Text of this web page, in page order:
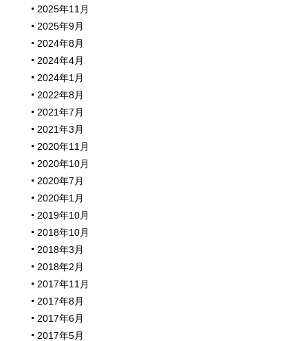
2025年11月
2025年9月
2024年8月
2024年4月
2024年1月
2022年8月
2021年7月
2021年3月
2020年11月
2020年10月
2020年7月
2020年1月
2019年10月
2018年10月
2018年3月
2018年2月
2017年11月
2017年8月
2017年6月
2017年5月